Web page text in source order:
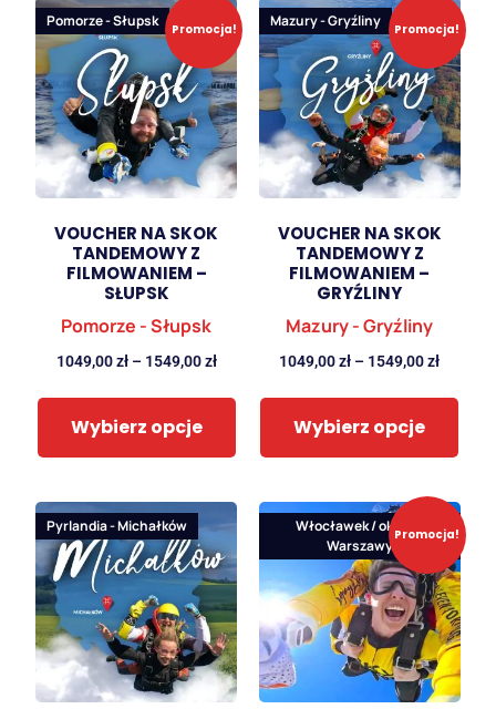
Promocja!
VOUCHER NA SKOK
TANDEMOWY Z
FILMOWANIEM –
SŁUPSK
Pomorze - Słupsk
Pomorze - Słupsk
1049,00zł – 1549,00zł
Wybierz opcje
Promocja!
VOUCHER NA SKOK
TANDEMOWY Z
FILMOWANIEM –
GRYŹLINY
Mazury - Gryźliny
Mazury - Gryźliny
1049,00zł – 1549,00zł
Wybierz opcje
Pyrlandia - Michałków Promocja!
Włocławek / okolice
Warszawy